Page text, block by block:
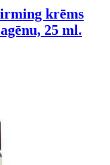
krēms
25 ml.